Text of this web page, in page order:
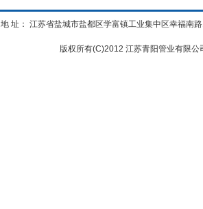
地 址： 江苏省盐城市盐都区学富镇工业集中区幸福
版权所有(C)2012 江苏青阳管业有限